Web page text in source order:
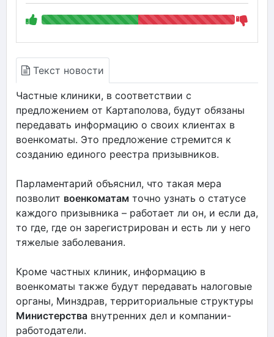
Текст новости
Частные клиники, в соответствии с
предложением от Картаполова, будут обязаны
передавать информацию о своих клиентах в
военкоматы. Это предложение стремится к
созданию единого реестра призывников.
Парламентарий объяснил, что такая мера
позволит военкоматам точно узнать о статусе
каждого призывника – работает ли он, и если да,
то где, где он зарегистрирован и есть ли у него
тяжелые заболевания.
Кроме частных клиник, информацию в
военкоматы также будут передавать налоговые
органы, Минздрав, территориальные структуры
Министерства внутренних дел и компании-
работодатели.